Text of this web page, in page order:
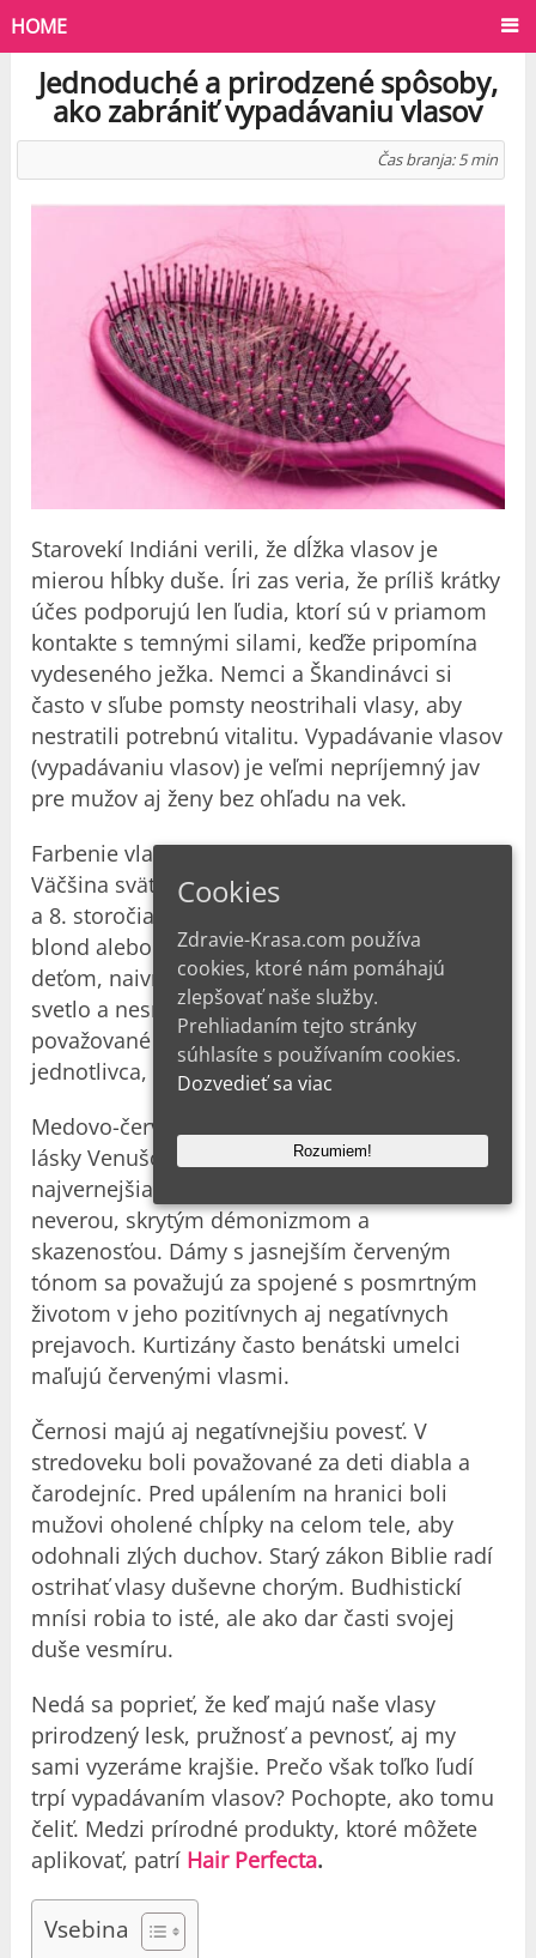
HOME
Jednoduché a prirodzené spôsoby,
ako zabrániť vypadávaniu vlasov
Čas branja: 5 min
Starovekí Indiáni verili, že dĺžka vlasov je
mierou hĺbky duše. Íri zas veria, že príliš krátky
účes podporujú len ľudia, ktorí sú v priamom
kontakte s temnými silami, keďže pripomína
vydeseného ježka. Nemci a Škandinávci si
často v sľube pomsty neostrihali vlasy, aby
nestratili potrebnú vitalitu. Vypadávanie vlasov
(vypadávaniu vlasov) je veľmi nepríjemný jav
pre mužov aj ženy bez ohľadu na vek.
Farbenie vlasov má tiež svoju symboliku.
Väčšina svätcov na byzantských ikonách zo 7.
a 8. storočia je na ikonách zobrazená ako
blond alebo bielovlasí. Považuje sa za vlastné
deťom, naivné, ľahko dôveryhodné, božské
svetlo a nesmrteľnosť. Hnedé vlasy sú
považované za nositeľa vnútornej sily pre
jednotlivca, ktorý ich vlastní.
Medovo-červené kučery sa spájajú s bohyňou
lásky Venušou. Keďže sa nevedelo, že je
najvernejšia, toto sfarbenie sa často spája s
neverou, skrytým démonizmom a
skazenosťou. Dámy s jasnejším červeným
tónom sa považujú za spojené s posmrtným
životom v jeho pozitívnych aj negatívnych
prejavoch. Kurtizány často benátski umelci
maľujú červenými vlasmi.
Černosi majú aj negatívnejšiu povesť. V
stredoveku boli považované za deti diabla a
čarodejníc. Pred upálením na hranici boli
mužovi oholené chĺpky na celom tele, aby
odohnali zlých duchov. Starý zákon Biblie radí
ostrihať vlasy duševne chorým. Budhistickí
mnísi robia to isté, ale ako dar časti svojej
duše vesmíru.
Nedá sa poprieť, že keď majú naše vlasy
prirodzený lesk, pružnosť a pevnosť, aj my
sami vyzeráme krajšie. Prečo však toľko ľudí
trpí vypadávaním vlasov? Pochopte, ako tomu
čeliť. Medzi prírodné produkty, ktoré môžete
aplikovať, patrí Hair Perfecta.
Vsebina
Cookies
Zdravie-Krasa.com používa
cookies, ktoré nám pomáhajú
zlepšovať naše služby.
Prehliadaním tejto stránky
súhlasíte s používaním cookies.
Dozvedieť sa viac
Rozumiem!